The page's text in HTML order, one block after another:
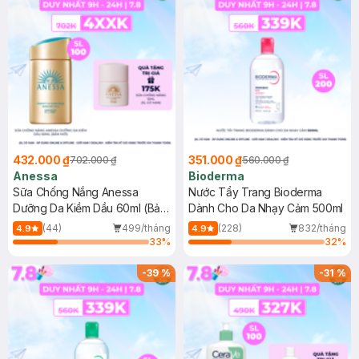
432.000 ₫702.000 ₫
Anessa
Sữa Chống Nắng Anessa
Dưỡng Da Kiềm Dầu 60ml (Bản
Mới)
4.9 (44)
499/tháng
33%
351.000 ₫560.000 ₫
Bioderma
Nước Tẩy Trang Bioderma
Dành Cho Da Nhạy Cảm 500ml
4.9 (228)
832/tháng
32%
-39% -31%